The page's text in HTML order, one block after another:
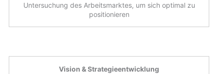
Untersuchung des Arbeitsmarktes, um sich optimal zu
positionieren
Vision & Strategieentwicklung